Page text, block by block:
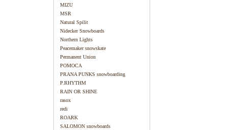
MIZU
MSR
Natural Spilit
Nidecker Snowboards
Northern Lights
Peacemaker snowskate
Permanent Union
POMOCA
PRANA PUNKS snowboarding
P.RHYTHM
RAIN OR SHINE
rasox
redi
ROARK
SALOMON snowboards